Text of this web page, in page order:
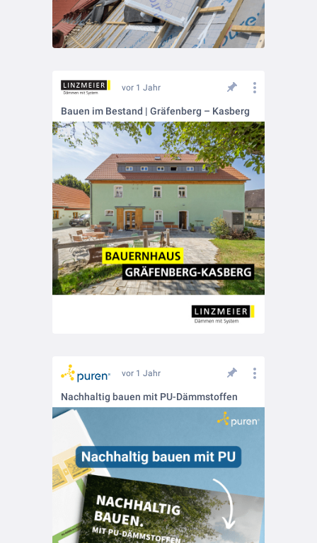
vor 1 Jahr
Bauen im Bestand | Gräfenberg – Kasberg
vor 1 Jahr
Nachhaltig bauen mit PU-Dämmstoffen